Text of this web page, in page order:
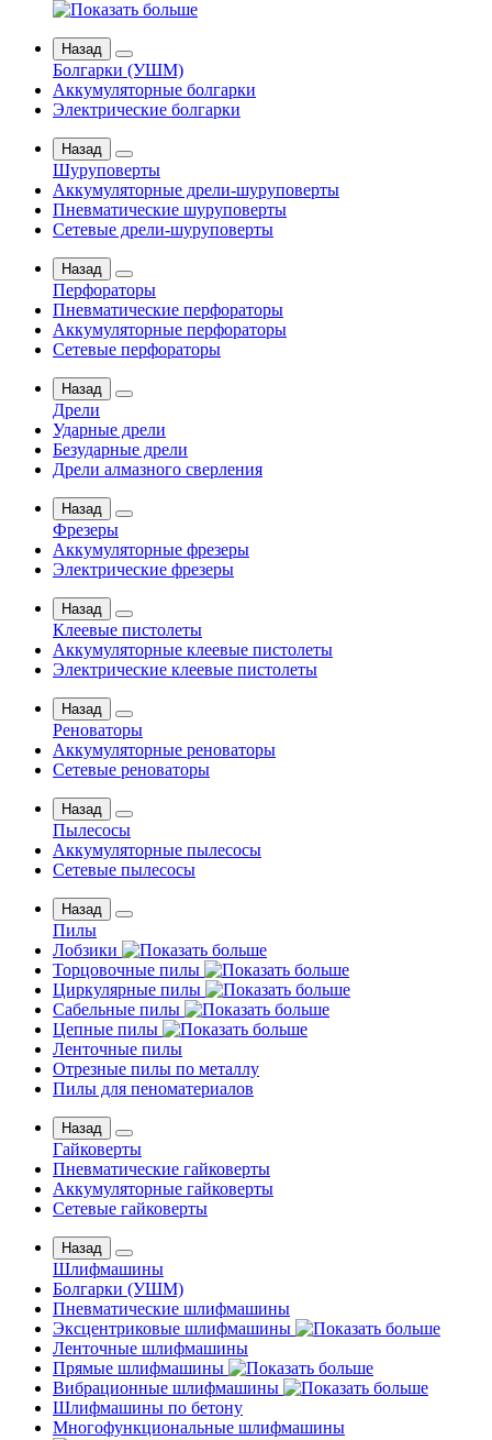
Назад
Болгарки (УШМ)
Аккумуляторные болгарки
Электрические болгарки
Назад
Шуруповерты
Аккумуляторные дрели-шуруповерты
Пневматические шуруповерты
Сетевые дрели-шуруповерты
Назад
Перфораторы
Пневматические перфораторы
Аккумуляторные перфораторы
Сетевые перфораторы
Назад
Дрели
Ударные дрели
Безударные дрели
Дрели алмазного сверления
Назад
Фрезеры
Аккумуляторные фрезеры
Электрические фрезеры
Назад
Клеевые пистолеты
Аккумуляторные клеевые пистолеты
Электрические клеевые пистолеты
Назад
Реноваторы
Аккумуляторные реноваторы
Сетевые реноваторы
Назад
Пылесосы
Аккумуляторные пылесосы
Сетевые пылесосы
Назад
Пилы
Лобзики
Торцовочные пилы
Циркулярные пилы
Сабельные пилы
Цепные пилы
Ленточные пилы
Отрезные пилы по металлу
Пилы для пеноматериалов
Назад
Гайковерты
Пневматические гайковерты
Аккумуляторные гайковерты
Сетевые гайковерты
Назад
Шлифмашины
Бoлгаpки (УШM)
Пневматические шлифмашины
Эксцентриковые шлифмашины
Ленточные шлифмашины
Прямые шлифмашины
Вибрационные шлифмашины
Шлифмашины по бетону
Многофункциональные шлифмашины